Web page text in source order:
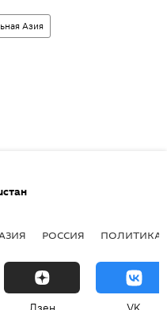
Азия
РОССИЯ ПОЛИТИКА